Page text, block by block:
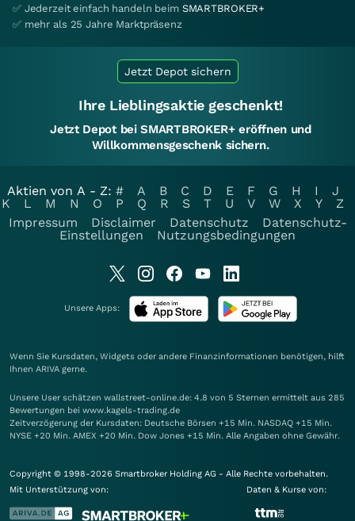
✅ Jederzeit einfach handeln beim SMARTBROKER+
✅ mehr als 25 Jahre Marktpräsenz
Jetzt Depot sichern
Ihre Lieblingsaktie geschenkt!
Jetzt Depot bei SMARTBROKER+ eröffnen und
Willkommensgeschenk sichern.
Aktien von A - Z: # A B C D E F G H I
J
K
L M N O P Q R S T U V W X Y
Z
Impressum
Disclaimer Datenschutz
Datenschutz-
Einstellungen
Nutzungsbedingungen
Unsere Apps:
Wenn Sie Kursdaten, Widgets oder andere Finanzinformationen benötigen, hilft
Ihnen ARIVA gerne.
Unsere User schätzen wallstreet-online.de: 4.8 von 5 Sternen ermittelt aus 285
Bewertungen bei www.kagels-trading.de
Zeitverzögerung der Kursdaten: Deutsche Börsen +15 Min. NASDAQ +15 Min.
NYSE +20 Min. AMEX +20 Min. Dow Jones +15 Min. Alle Angaben ohne Gewähr.
Copyright © 1998-2026 Smartbroker Holding AG - Alle Rechte vorbehalten.
Mit Unterstützung von:
Daten & Kurse von: